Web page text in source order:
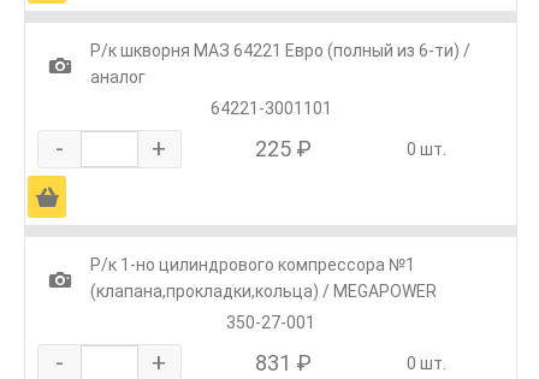
1
Р/к шкворня МАЗ 64221 Евро (полный из 6-ти) /
аналог
64221-3001101
- + 225 ₽ 0 шт.
Ä
1
Р/к 1-но цилиндрового компрессора №1
(клапана,прокладки,кольца) / MEGAPOWER
350-27-001
- + 831 ₽ 0 шт.